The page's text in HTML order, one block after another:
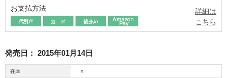
お支払方法
詳細は
こちら
発売日： 2015年01月14日
在庫 ○